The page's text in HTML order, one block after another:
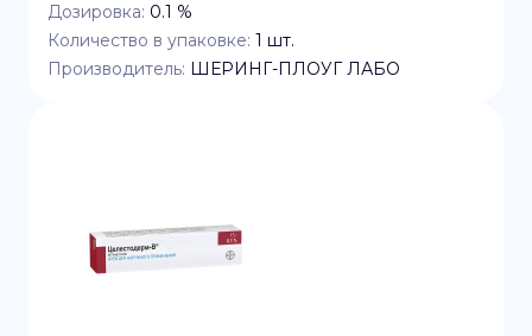
Дозировка: 0.1 %
Количество в упаковке: 1 шт.
Производитель: ШЕРИНГ-ПЛОУГ ЛАБО